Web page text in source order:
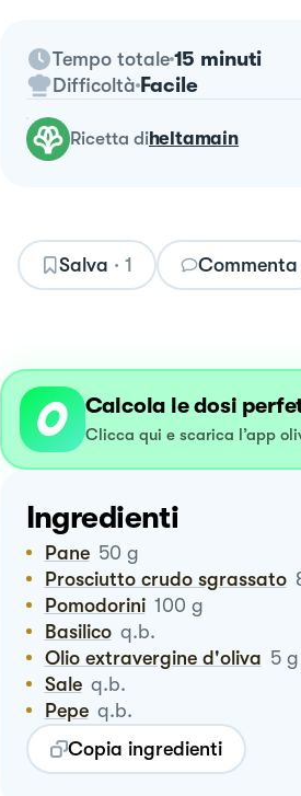
Tempo totale 15 minuti
Difficoltà Facile
ricetta diheltamain
Salva · 1 Commenta
Calcola le dosi
Clicca qui e scarica l’app
Ingredienti
Pane 50 g
Prosciutto crudo sgrassato
Pomodorini 100 g
Basilico q.b.
Olio extravergine d'oliva 5 g
Sale q.b.
Pepe q.b.
Copia ingredienti